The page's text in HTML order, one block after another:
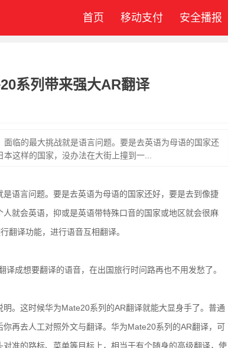
首页 移动支付 安全播报
系列带来强大AR翻译
临的最大挑战就是语言问题。要是去英语为母语的国家还
这样的国家，没办法在大街上撞到一...
言问题。要是去英语为母语的国家还好，要是去到像捷
就会英语，抑或是英语带特殊口音的国家或地区就会很麻
翻译功能，进行语音互相翻译。
想要翻译的语音，在出国旅行时问路再也不用发愁了。
这时候华为Mate20系列的AR翻译就能大显身手了。普通
再去人工对照外文与翻译。华为Mate20系列的AR翻译，可
准的路标、菜单等目标上，相当于有个随身的高级翻译，使